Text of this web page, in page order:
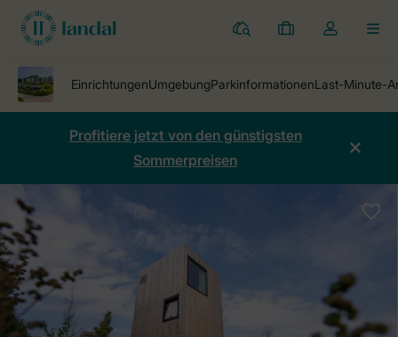
Ferienparks
Meine
Dropdown-
öffnen
Profitiere jetzt von den günstigsten
Sommerpreisen